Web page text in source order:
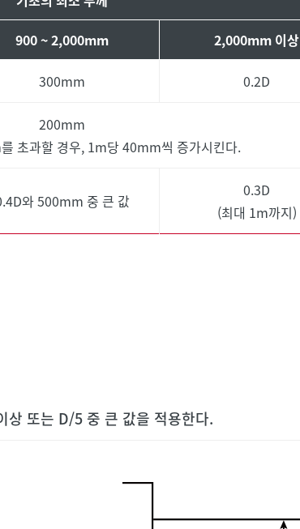
900 ~ 2,000mm 2,000mm 이상
300mm 0.2D
200mm
초과할 경우, 1m당 40mm씩 증가시킨다.
와 500mm 중 큰 값
0.3D
(최대 1m까지)
상 또는 D/5 중 큰 값을 적용한다.